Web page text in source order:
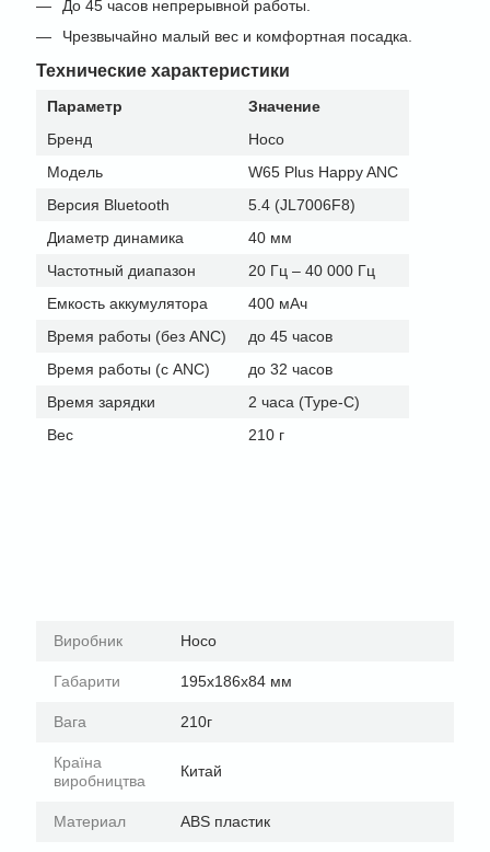
До 45 часов непрерывной работы.
Чрезвычайно малый вес и комфортная посадка.
Технические характеристики
Параметр
Значение
Бренд
Hoco
Модель
W65 Plus Happy ANC
Версия Bluetooth
5.4 (JL7006F8)
Диаметр динамика
40 мм
Частотный диапазон
20 Гц – 40 000 Гц
Емкость аккумулятора
400 мАч
Время работы (без ANC)
до 45 часов
Время работы (с ANC)
до 32 часов
Время зарядки
2 часа (Type-C)
Вес
210 г
Виробник Hoco
Габарити 195x186x84 мм
Вага 210г
Країна
виробництва
Китай
Материал ABS пластик